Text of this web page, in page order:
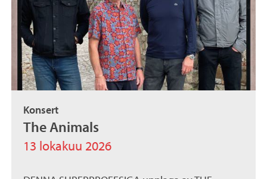
Konsert
The Animals
13 lokakuu 2026